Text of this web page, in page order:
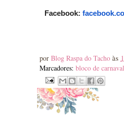
Facebook:
por Blog Raspa do Tacho às
Marcadores: bloco de carnaval